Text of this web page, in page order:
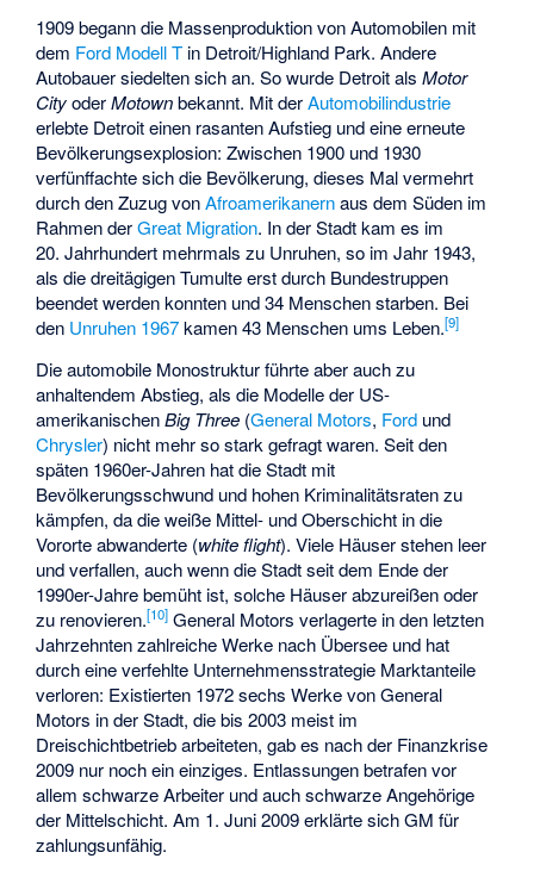
1909 begann die Massenproduktion von Automobilen mit
dem Ford Modell T in Detroit/Highland Park. Andere
Autobauer siedelten sich an. So wurde Detroit alsMotor
CityoderMotownbekannt. Mit derAutomobilindustrie
erlebte Detroit einen rasanten Aufstieg und eine erneute
Bevölkerungsexplosion: Zwischen 1900 und 1930
verfünffachte sich die Bevölkerung, dieses Mal vermehrt
durch den Zuzug vonAfroamerikanernaus dem Süden im
Rahmen derGreat Migration. In der Stadt kam es im
20. Jahrhundert mehrmals zu Unruhen, so im Jahr 1943,
als die dreitägigen Tumulte erst durch Bundestruppen
beendet werden konnten und 34 Menschen starben. Bei
den Unruhen 1967kamen 43 Menschen ums Leben.[9]
Die automobile Monostruktur führte aber auch zu
anhaltendem Abstieg, als die Modelle der US-
amerikanischenBig Three (General Motors, Ford und
Chrysler) nicht mehr so stark gefragt waren. Seit den
späten 1960er-Jahren hat die Stadt mit
Bevölkerungsschwund und hohen Kriminalitätsraten zu
kämpfen, da die weiße Mittel- und Oberschicht in die
Vororte abwanderte (white flight). Viele Häuser stehen leer
und verfallen, auch wenn die Stadt seit dem Ende der
1990er-Jahre bemüht ist, solche Häuser abzureißen oder
zu renovieren.[10] General Motors verlagerte in den letzten
Jahrzehnten zahlreiche Werke nach Übersee und hat
durch eine verfehlte Unternehmensstrategie Marktanteile
verloren: Existierten 1972 sechs Werke von General
Motors in der Stadt, die bis 2003 meist im
Dreischichtbetrieb arbeiteten, gab es nach der Finanzkrise
2009 nur noch ein einziges. Entlassungen betrafen vor
allem schwarze Arbeiter und auch schwarze Angehörige
der Mittelschicht. Am 1. Juni 2009 erklärte sich GM für
zahlungsunfähig.